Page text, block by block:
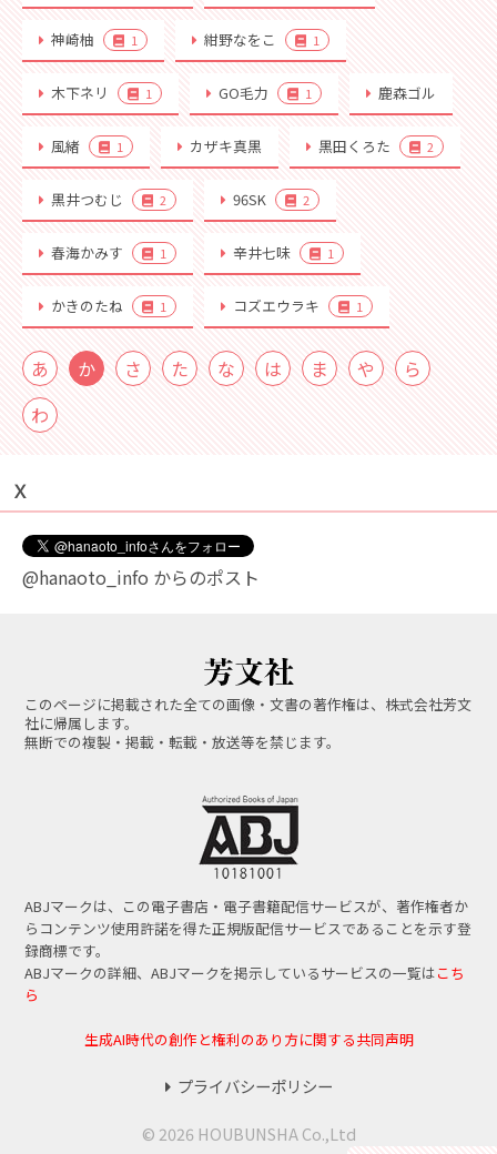
神崎柚 1 紺野なをこ 1
木下ネリ 1 GO毛力 1 鹿森ゴル
風緒 1 カザキ真黒 黒田くろた 2
黒井つむじ 2 96SK 2
春海かみす 1 辛井七味 1
かきのたね 1 コズエウラキ 1
あ か さ た な は ま や
ら
わ
Ｘ
@hanaoto_info からのポスト
このページに掲載された全ての画像・文書の著作権は、株式会社芳文
社に帰属します。
無断での複製・掲載・転載・放送等を禁じます。
ABJマークは、この電子書店・電子書籍配信サービスが、著作権者か
らコンテンツ使用許諾を得た正規版配信サービスであることを示す登
録商標です。
ABJマークの詳細、ABJマークを掲示しているサービスの一覧はこち
ら
生成AI時代の創作と権利のあり方に関する共同声明
プライバシーポリシー
© 2026 HOUBUNSHA Co.,Ltd